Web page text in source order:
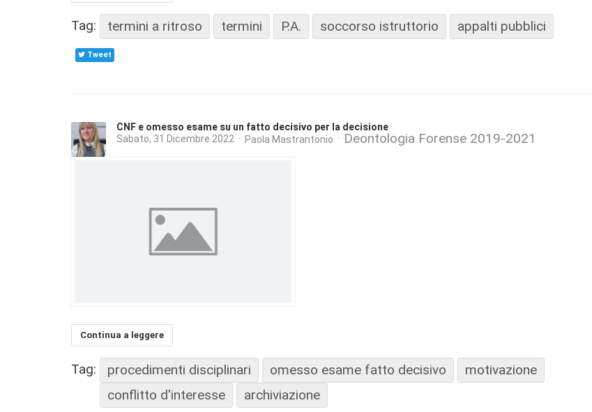
Tag: termini a ritroso termini P.A. soccorso istruttorio appalti pubblici
Tweet
CNF e omesso esame su un fatto decisivo per la decisione
Sabato, 31 Dicembre 2022 Paola Mastrantonio Deontologia Forense 2019-2021
Continua a leggere
Tag: procedimenti disciplinari omesso esame fatto decisivo
motivazione
conflitto d'interesse
archiviazione